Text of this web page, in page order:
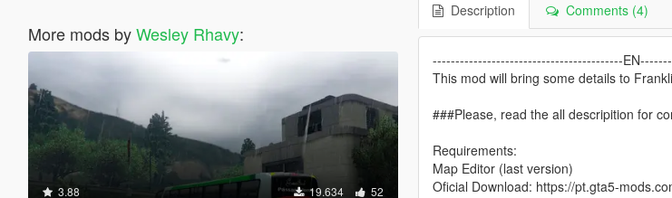
More mods byWesley Rhavy:
3.88 19.634 52
Description Comments (4)
------------------------------------------
This mod will bring some details to
###Please, read the all descripition for
Requirements:
Map Editor (last version)
Oficial Download: https://pt.gta5-